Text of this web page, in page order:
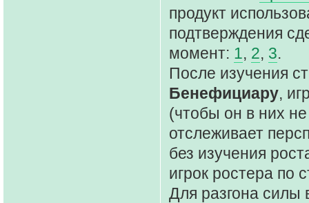
продукт
подтверждения
момент: 1, 2, 3.
После изучения
Бенефициару,
(чтобы он в них не
отслеживает
без изучения
игрок ростера по
Для разгона